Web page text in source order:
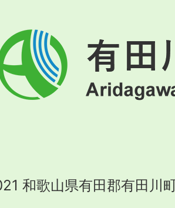
有
田
川
町
和歌山県有田郡有田川